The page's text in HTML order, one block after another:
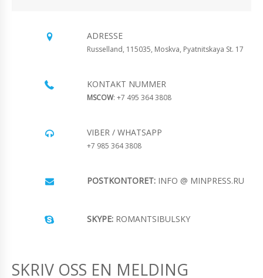
ADRESSE
Russelland, 115035, Moskva, Pyatnitskaya St. 17
KONTAKT NUMMER
MSCOW: +7 495 364 3808
VIBER / WHATSAPP
+7 985 364 3808
POSTKONTORET: INFO @ MINPRESS.RU
SKYPE: ROMANTSIBULSKY
SKRIV OSS EN MELDING